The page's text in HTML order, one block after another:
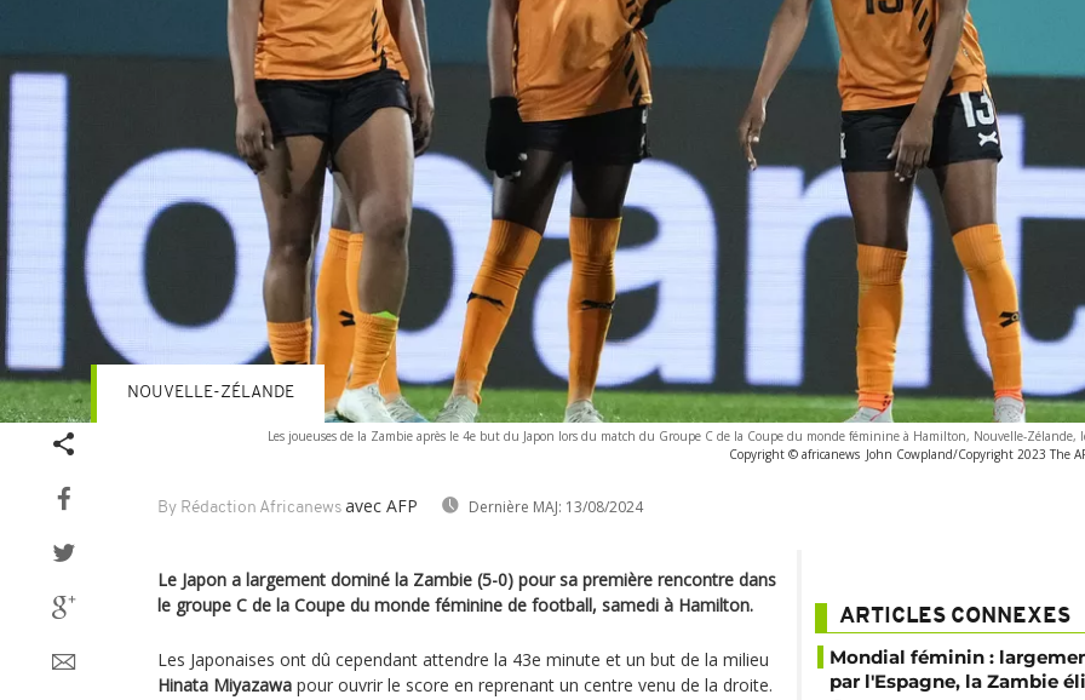
Les joueuses de la Zambie après le 4e but du Japon lors du match du Groupe C de la Coupe du monde féminine à Hamilton, Nouvelle-
Copyright © africanews John Cowpland/Copyright 2023 The
By Rédaction Africanews avec AFP Dernière MAJ: 13/08/2024
NOUVELLE-ZÉLANDE
Le Japon a largement dominé la Zambie (5-0) pour sa première rencontre dans
le groupe C de la Coupe du monde féminine de football, samedi à Hamilton.
Les Japonaises ont dû cependant attendre la 43e minute et un but de la milieu
Hinata Miyazawa pour ouvrir le score en reprenant un centre venu de la droite.
ARTICLES CONNEXES
Mondial féminin :
par l'Espagne, la Zambie